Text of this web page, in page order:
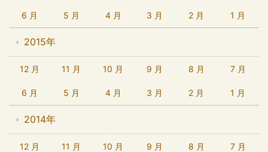
6 月 5 月 4 月 3 月 2 月 1 月
2015年
12 月 11 月 10 月 9 月 8 月 7 月
6 月 5 月 4 月 3 月 2 月 1 月
2014年
12 月 11 月 10 月 9 月 8 月 7 月